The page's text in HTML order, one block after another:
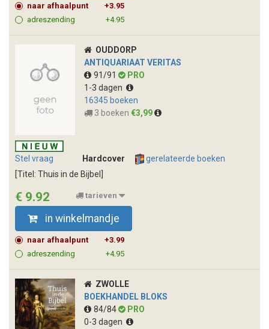
naar afhaalpunt
+3.95
adreszending
+4.95
OUDDORP
ANTIQUARIAAT VERITAS
91/91
PRO
1-3 dagen
16345 boeken
3 boeken €3,99
Stel vraag Hardcover
gerelateerde boeken
[Titel: Thuis in de Bijbel]
€ 9.92 tarieven
in winkelmandje
naar afhaalpunt
+3.99
adreszending
+4.95
ZWOLLE
BOEKHANDEL BLOKS
84/84
PRO
0-3 dagen